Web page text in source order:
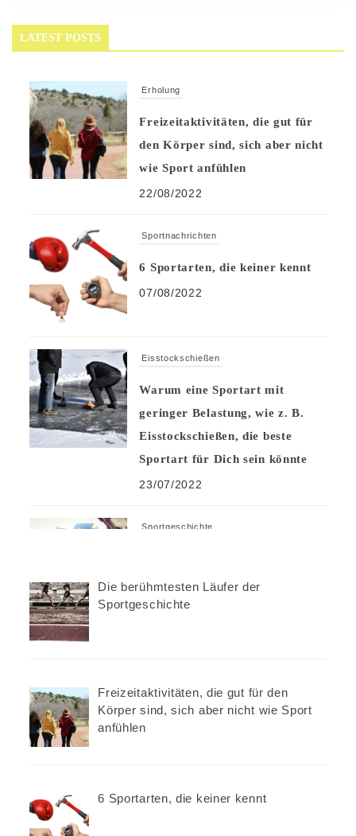
LATEST POSTS
Erholung
Freizeitaktivitäten, die gut für
den Körper sind, sich aber nicht
wie Sport anfühlen
22/08/2022
Sportnachrichten
6 Sportarten, die keiner kennt
07/08/2022
Eisstockschießen
Warum eine Sportart mit
geringer Belastung, wie z. B.
Eisstockschießen, die beste
Sportart für Dich sein könnte
23/07/2022
Sportgeschichte
der Geschichte
05/07/2022
Sportgeschichte
03/09/2022
Die berühmtesten Läufer der
Sportgeschichte
Freizeitaktivitäten, die gut für den
Körper sind, sich aber nicht wie Sport
anfühlen
6 Sportarten, die keiner kennt